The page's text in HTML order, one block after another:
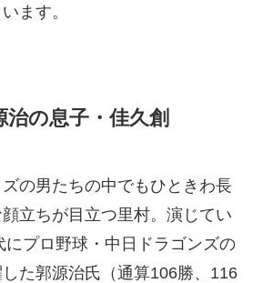
ます。
治の息子・佳久創
の男たちの中でもひときわ長
立ちが目立つ里村。演じてい
にプロ野球・中日ドラゴンズの
た郭源治氏（通算106勝、116